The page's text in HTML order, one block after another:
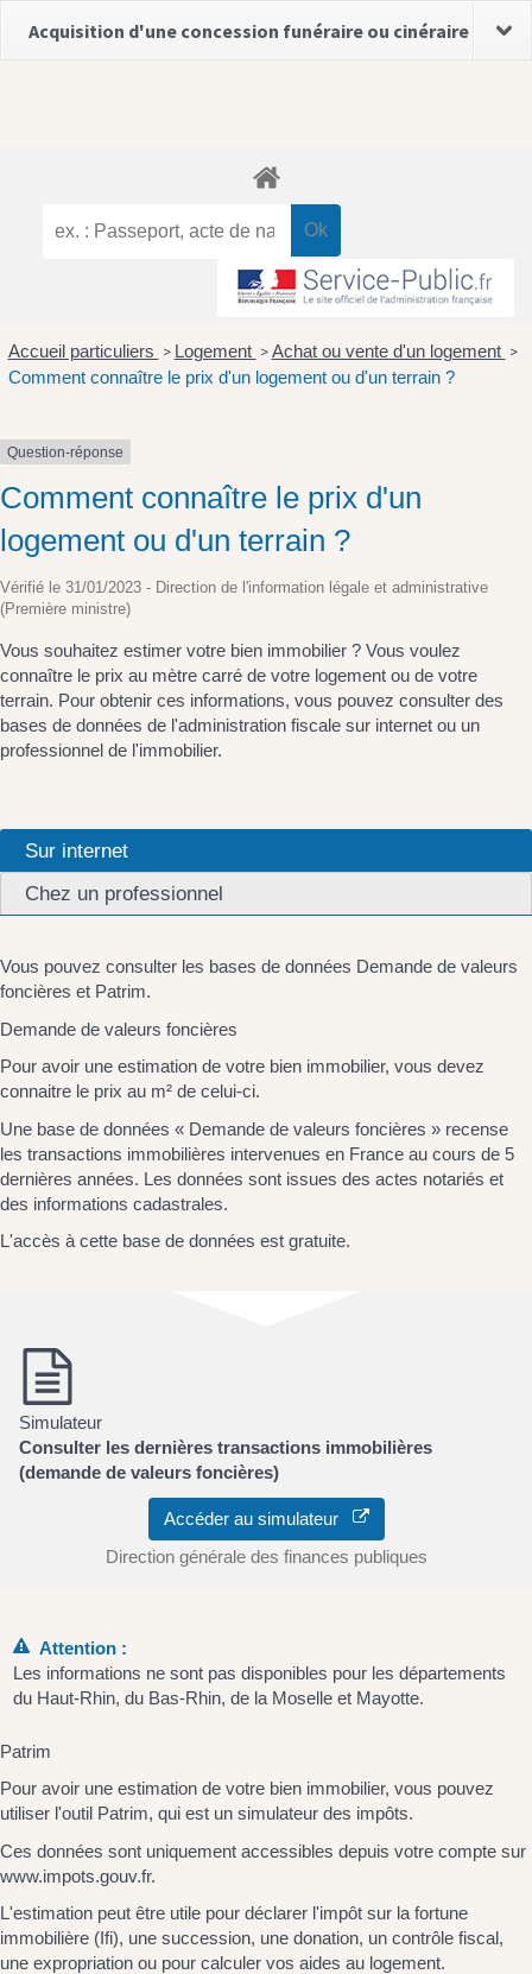
Acquisition d'une concession funéraire ou cinéraire
Accueil particuliers > Logement > Achat ou vente d'un logement >
Comment connaître le prix d'un logement ou d'un terrain ?
Question-réponse
Comment connaître le prix d'un
logement ou d'un terrain ?
Vérifié le 31/01/2023 - Direction de l'information légale et administrative
(Première ministre)
Vous souhaitez estimer votre bien immobilier ? Vous voulez
connaître le prix au mètre carré de votre logement ou de votre
terrain. Pour obtenir ces informations, vous pouvez consulter des
bases de données de l'administration fiscale sur internet ou un
professionnel de l'immobilier.
Sur internet
Chez un professionnel
Vous pouvez consulter les bases de données Demande de valeurs
foncières et Patrim.
Demande de valeurs foncières
Pour avoir une estimation de votre bien immobilier, vous devez
connaitre le prix au m² de celui-ci.
Une base de données « Demande de valeurs foncières » recense
les transactions immobilières intervenues en France au cours de 5
dernières années. Les données sont issues des actes notariés et
des informations cadastrales.
L'accès à cette base de données est gratuite.
Simulateur
Consulter les dernières transactions immobilières
(demande de valeurs foncières)
Accéder au simulateur
Direction générale des finances publiques
Attention :
Les informations ne sont pas disponibles pour les départements
du Haut-Rhin, du Bas-Rhin, de la Moselle et Mayotte.
Patrim
Pour avoir une estimation de votre bien immobilier, vous pouvez
utiliser l'outil Patrim, qui est un simulateur des impôts.
Ces données sont uniquement accessibles depuis votre compte sur
www.impots.gouv.fr.
L'estimation peut être utile pour déclarer l'impôt sur la fortune
immobilière (Ifi), une succession, une donation, un contrôle fiscal,
une expropriation ou pour calculer vos aides au logement.